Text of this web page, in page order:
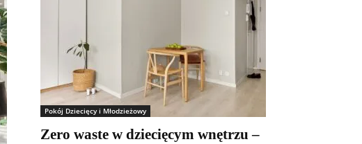
Pokój Dziecięcy i Młodzieżowy
Zero waste w dziecięcym wnętrzu –